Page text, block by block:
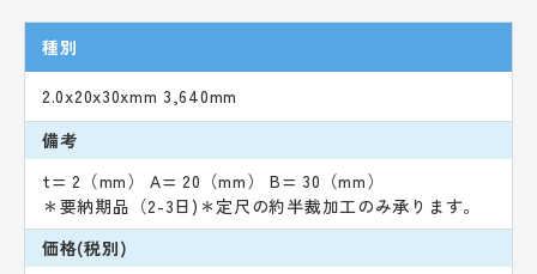
種別
2.0x20x30xmm 3,640mm
備考
t= 2（mm） A= 20（mm） B= 30（mm）
＊要納期品（2-3日)＊定尺の約半裁加工のみ承ります。
価格(税別)